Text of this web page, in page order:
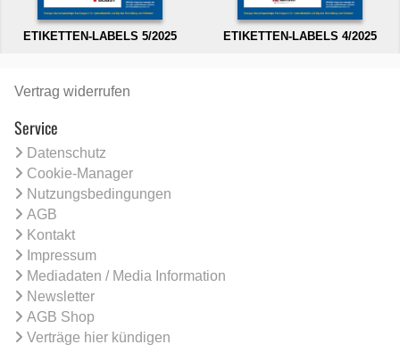
ETIKETTEN-LABELS 5/2025 ETIKETTEN-LABELS 4/2025
Vertrag widerrufen
Service
Datenschutz
Cookie-Manager
Nutzungsbedingungen
AGB
Kontakt
Impressum
Mediadaten / Media Information
Newsletter
AGB Shop
Verträge hier kündigen